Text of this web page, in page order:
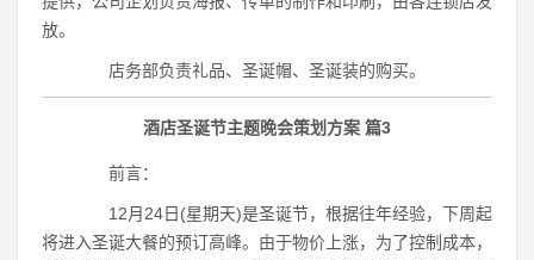
放。
店务部负责礼品、圣诞帽、圣诞装的购买。
酒店圣诞节主题晚会策划方案 篇3
前言：
12月24日(星期天)是圣诞节，根据往年经验，下周起
将进入圣诞大餐的预订高峰。由于物价上涨，为了控制成本，